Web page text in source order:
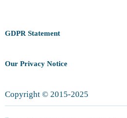
GDPR Statement
Our Privacy Notice
Copyright © 2015-2025